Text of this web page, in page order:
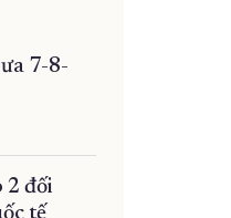
7-8-
2 đối
tế